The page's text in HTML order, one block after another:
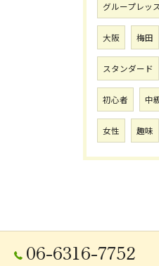
グループレッ
大阪 梅田
スタンダード
初心者 中
女性 趣味
06-6316-7752